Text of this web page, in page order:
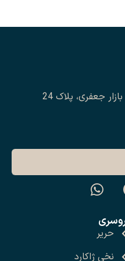
حریر
نخی ژاکارد
جعفری، پلاک 24